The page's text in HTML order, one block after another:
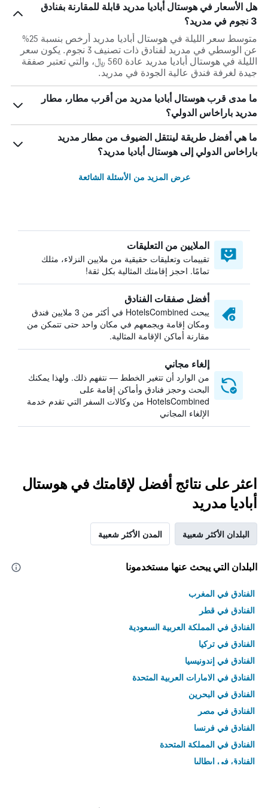
هل الأسعار في هوستال أباديا مدريد قابلة للمقارنة بفنادق
3 نجوم في مدريد؟
متوسط سعر الليلة في هوستال أباديا مدريد أرخص بنسبة 25%
عن الوسطي في مدريد لفنادق ذات تصنيف 3 نجوم. يكون سعر
الليلة في هوستال أباديا مدريد عادة 560 ﷼، والتي تعتبر صفقة
جيدة لغرفة فندق عالية الجودة في مدريد.
ما مدى قرب هوستال أباديا مدريد من أقرب مطار، مطار
مدريد باراخاس الدولي؟
ما هي أفضل طريقة لينتقل الضيوف من مطار مدريد
باراخاس الدولي إلى هوستال أباديا مدريد؟
عرض المزيد من الأسئلة الشائعة
الملايين من التعليقات
تقييمات وتعليقات حقيقية من ملايين النزلاء، مثلك
تمامًا. احجز إقامتك المثالية بكل ثقة!
أفضل صفقات الفنادق
يبحث HotelsCombined في أكثر من 3 ملايين فندق
ومكان إقامة ويجمعهم في مكان واحد حتى تتمكن من
مقارنة أماكن الإقامة المثالية.
إلغاء مجاني
من الوارد أن تتغير الخطط — نتفهم ذلك. ولهذا يمكنك
البحث وحجز فنادق وأماكن إقامة على
HotelsCombined من وكالات السفر التي تقدم خدمة
الإلغاء المجاني
اعثر على نتائج أفضل لإقامتك في هوستال
أباديا مدريد
البلدان الأكثر شعبية المدن الأكثر شعبية
البلدان التي يبحث عنها مستخدمونا
الفنادق في المغرب
الفنادق في قطر
الفنادق في المملكة العربية السعودية
الفنادق في تركيا
الفنادق في إندونيسيا
الفنادق في الامارات العربية المتحدة
الفنادق في البحرين
الفنادق في مصر
الفنادق في فرنسا
الفنادق في المملكة المتحدة
الفنادق في إيطاليا